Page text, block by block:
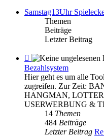
Samstag13Uhr
Themen
Beiträge
Letzter Beitrag
Feed
-
Samstag13Uhr
-
Bezahlsystem
Bezahlsystem
Hier geht es um alle
zugreifen. Zur Zeit:
HANGMAN,
USERWERBUNG &
14 Themen
484 Beiträge
Letzter Beitrag